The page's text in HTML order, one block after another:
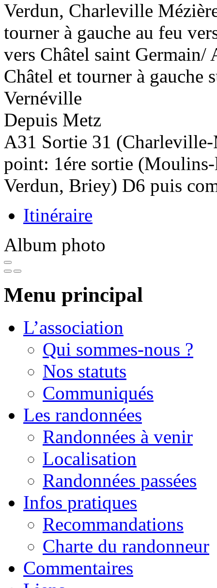
Verdun, Charleville
tourner à gauche au feu
vers Châtel saint
Châtel et tourner à gauche
Vernéville
Depuis Metz
A31 Sortie 31
point: 1ére sortie
Verdun, Briey) D6 puis
Itinéraire
Album photo
Menu principal
L’association
Qui sommes-nous ?
Nos statuts
Communiqués
Les randonnées
Randonnées à venir
Localisation
Randonnées passées
Infos pratiques
Recommandations
Charte du randonneur
Commentaires